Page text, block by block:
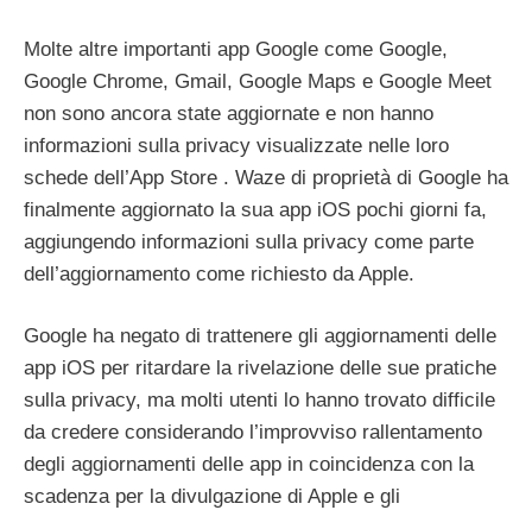
Molte altre importanti app Google come Google,
Google Chrome, Gmail, Google Maps e Google Meet
non sono ancora state aggiornate e non hanno
informazioni sulla privacy visualizzate nelle loro
schede dell’App Store . Waze di proprietà di Google ha
finalmente aggiornato la sua app iOS pochi giorni fa,
aggiungendo informazioni sulla privacy come parte
dell’aggiornamento come richiesto da Apple.
Google ha negato di trattenere gli aggiornamenti delle
app iOS per ritardare la rivelazione delle sue pratiche
sulla privacy, ma molti utenti lo hanno trovato difficile
da credere considerando l’improvviso rallentamento
degli aggiornamenti delle app in coincidenza con la
scadenza per la divulgazione di Apple e gli